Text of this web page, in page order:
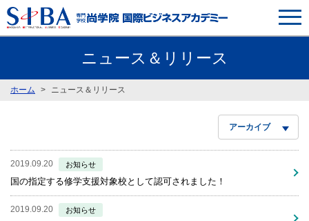
ニュース＆リリース
ホーム ニュース＆リリース
アーカイブ
2019.09.20 お知らせ
国の指定する修学支援対象校として認可されました！
2019.09.20 お知らせ